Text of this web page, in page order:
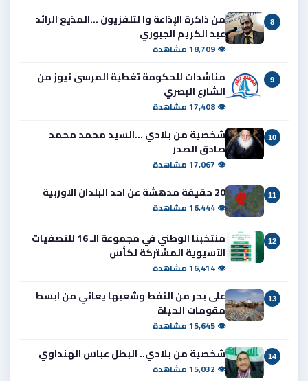
8
من ذاكرة الإذاعة وا لتلفزيون ...المذيع الرائد
عبد الكريم الجبوري
👁 18,709 مشاهدة
9
مناشدات للحكومة تغطية المرسى نيوز من
الشارع البصري
👁 17,408 مشاهدة
10
شخصية من بلادي ...السيد محمد محمد
صادق الصدر
👁 17,067 مشاهدة
11 20 حقيقة مدهشة عن احد البلدان الاوربية
👁 16,444 مشاهدة
12
منتخبنا الوطني في مجموعة الـ 16 للتصفيات
الآسيوية المشتركة لكأس
👁 16,414 مشاهدة
13
على بحر من النفط وشعبها يعاني من ابسط
مقومات الحياة
👁 15,645 مشاهدة
14 شخصية من بلادي.. البطل عباس الهنداوي
👁 15,032 مشاهدة